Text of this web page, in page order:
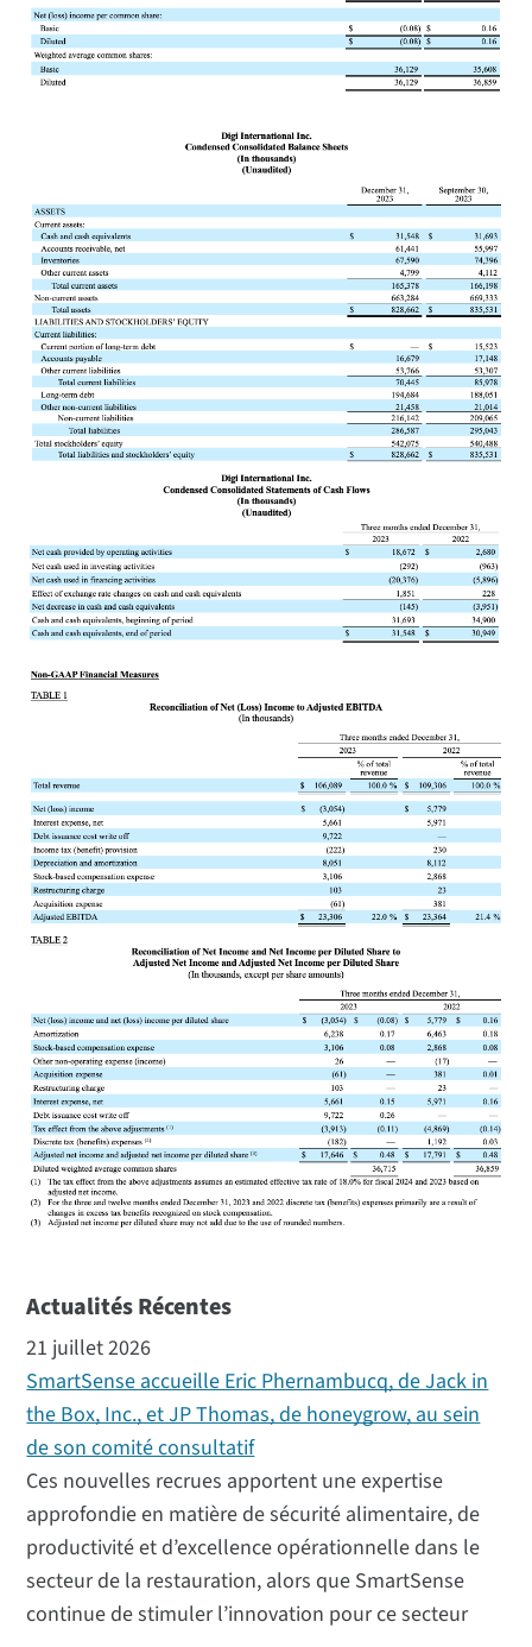
Actualités Récentes
21 juillet 2026
SmartSense accueille Eric Phernambucq, de Jack in
the Box, Inc., et JP Thomas, de honeygrow, au sein
de son comité consultatif
Ces nouvelles recrues apportent une expertise
approfondie en matière de sécurité alimentaire, de
productivité et d’excellence opérationnelle dans le
secteur de la restauration, alors que SmartSense
continue de stimuler l’innovation pour ce secteur